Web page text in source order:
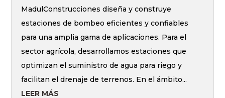
MadulConstrucciones diseña y construye
estaciones de bombeo eficientes y confiables
para una amplia gama de aplicaciones. Para el
sector agrícola, desarrollamos estaciones que
optimizan el suministro de agua para riego y
facilitan el drenaje de terrenos. En el ámbito...
LEER MÁS